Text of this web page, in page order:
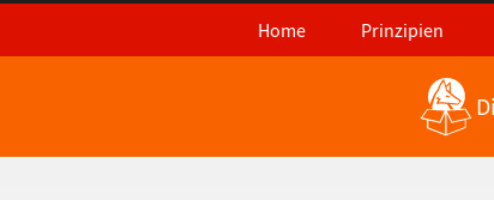
Home Prinzipien
Zurück zu den neuesten